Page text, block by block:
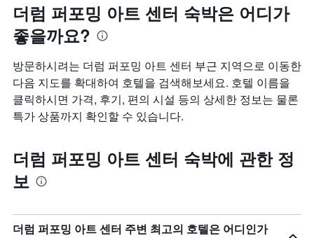
더럼 퍼포밍 아트 센터 숙박은 어디가
좋을까요?
방문하시려는 더럼 퍼포밍 아트 센터 부근 지역으로 이동한
다음 지도를 확대하여 호텔을 검색해보세요. 호텔 이름을
클릭하시면 가격, 후기, 편의 시설 등의 상세한 정보는 물론
특가 상품까지 확인할 수 있습니다.
더럼 퍼포밍 아트 센터 숙박에 관한 정
보
더럼 퍼포밍 아트 센터 주변 최고의 호텔은 어디인가